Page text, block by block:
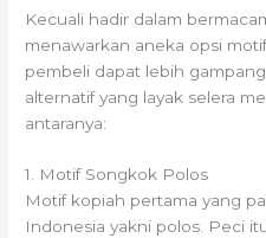
Kecuali hadir dalam
menawarkan aneka opsi
pembeli dapat lebih
alternatif yang layak selera
antaranya:
1. Motif Songkok Polos
Motif kopiah pertama yang
Indonesia yakni polos. Peci